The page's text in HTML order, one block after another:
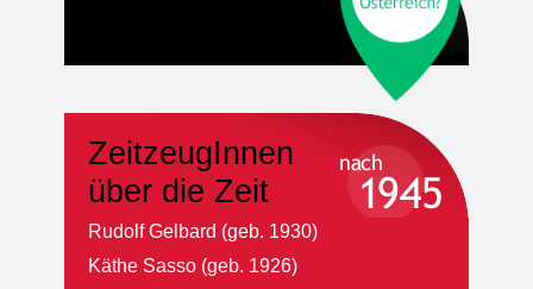
ZeitzeugInnen
über die Zeit
Rudolf Gelbard (geb. 1930)
Käthe Sasso (geb. 1926)